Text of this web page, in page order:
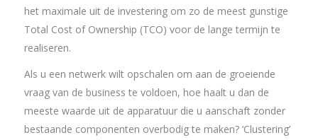
het maximale uit de investering om zo de meest gunstige
Total Cost of Ownership (TCO) voor de lange termijn te
realiseren.
Als u een netwerk wilt opschalen om aan de groeiende
vraag van de business te voldoen, hoe haalt u dan de
meeste waarde uit de apparatuur die u aanschaft zonder
bestaande componenten overbodig te maken? ‘Clustering’